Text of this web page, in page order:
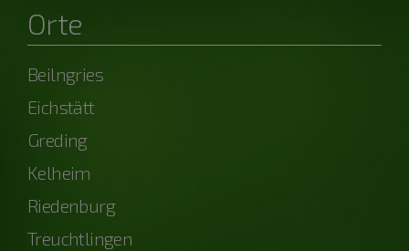
Orte
Beilngries
Eichstätt
Greding
Kelheim
Riedenburg
Treuchtlingen